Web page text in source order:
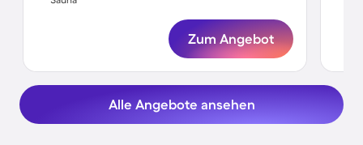
Zum Angebot
Alle Angebote ansehen